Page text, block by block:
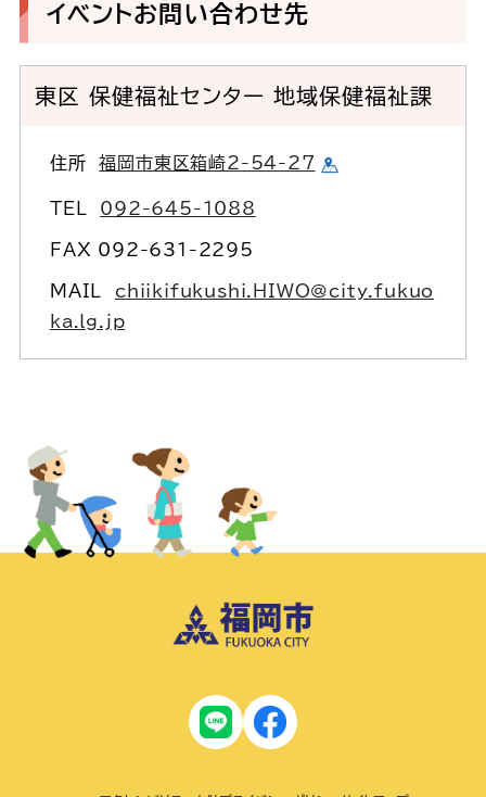
イベントお問い合わせ先
東区 保健福祉センター 地域保健福祉課
住所福岡市東区箱崎2-54-27
TEL 092-645-1088
FAX 092-631-2295
MAIL chiikifukushi.HIWO@city.fukuo
ka.lg.jp